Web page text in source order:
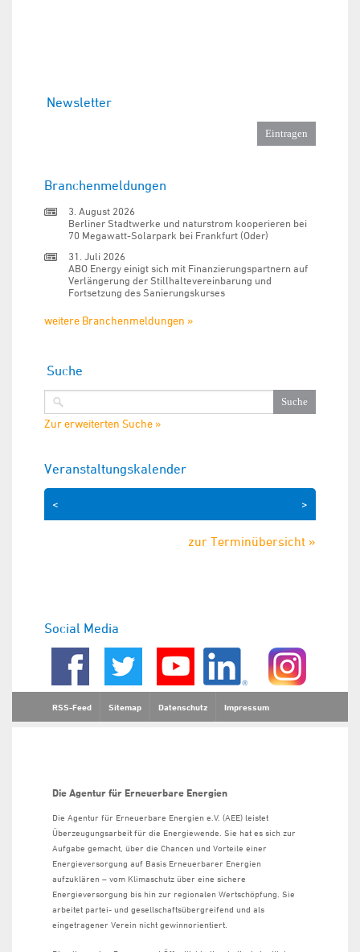
Newsletter
Branchenmeldungen
3. August 2026
Berliner Stadtwerke und naturstrom kooperieren bei
70 Megawatt-Solarpark bei Frankfurt (Oder)
31. Juli 2026
ABO Energy einigt sich mit Finanzierungspartnern auf
Verlängerung der Stillhaltevereinbarung und
Fortsetzung des Sanierungskurses
weitere Branchenmeldungen »
Suche
Zur erweiterten Suche »
Veranstaltungskalender
>
<
zur Terminübersicht »
Social Media
RSS-Feed Sitemap Datenschutz Impressum
Die Agentur für Erneuerbare Energien
Die Agentur für Erneuerbare Energien e.V. (AEE) leistet
Überzeugungsarbeit für die Energiewende. Sie hat es sich zur
Aufgabe gemacht, über die Chancen und Vorteile einer
Energieversorgung auf Basis Erneuerbarer Energien
aufzuklären – vom Klimaschutz über eine sichere
Energieversorgung bis hin zur regionalen Wertschöpfung. Sie
arbeitet partei- und gesellschaftsübergreifend und als
eingetragener Verein nicht gewinnorientiert.